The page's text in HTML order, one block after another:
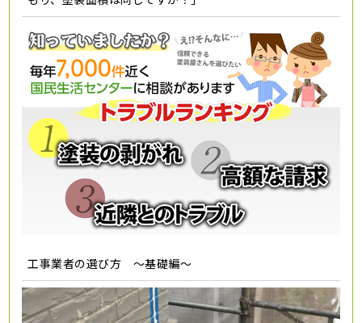
工事業者の選び方 ～基礎編～